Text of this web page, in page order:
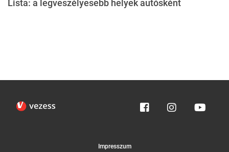
Lista: a legveszélyesebb helyek autósként
Impresszum